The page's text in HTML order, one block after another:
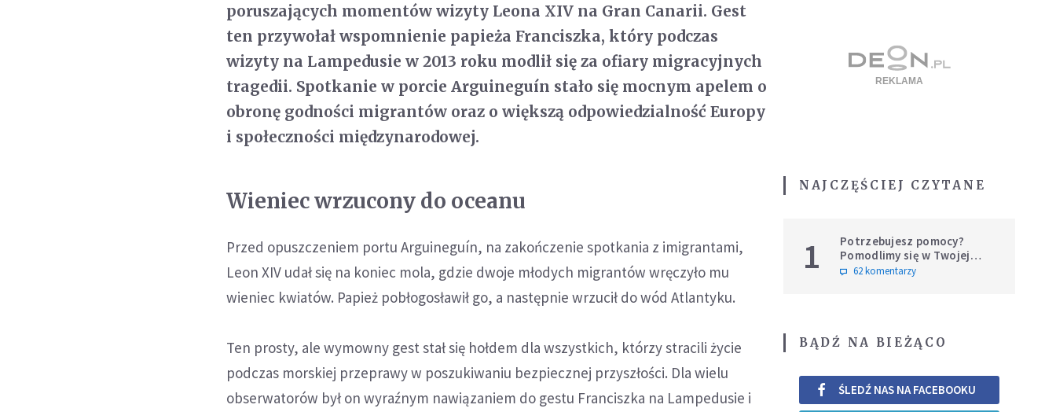
poruszających momentów wizyty Leona XIV na Gran Canarii. Gest
ten przywołał wspomnienie papieża Franciszka, który podczas
wizyty na Lampedusie w 2013 roku modlił się za ofiary migracyjnych
tragedii. Spotkanie w porcie Arguineguín stało się mocnym apelem o
obronę godności migrantów oraz o większą odpowiedzialność Europy
i społeczności międzynarodowej.
Wieniec wrzucony do oceanu
Przed opuszczeniem portu Arguineguín, na zakończenie spotkania z imigrantami,
Leon XIV udał się na koniec mola, gdzie dwoje młodych migrantów wręczyło mu
wieniec kwiatów. Papież pobłogosławił go, a następnie wrzucił do wód Atlantyku.
Ten prosty, ale wymowny gest stał się hołdem dla wszystkich, którzy stracili życie
podczas morskiej przeprawy w poszukiwaniu bezpiecznej przyszłości. Dla wielu
obserwatorów był on wyraźnym nawiązaniem do gestu Franciszka na Lampedusie i
NAJCZĘŚCIEJ CZYTANE
1
Potrzebujesz pomocy?
Pomodlimy się w Twojej
intencji
62 komentarzy
BĄDŹ NA BIEŻĄCO
ŚLEDŹ NAS NA FACEBOOKU